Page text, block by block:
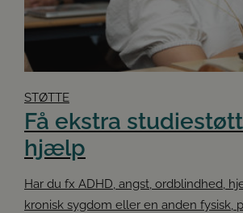
STØTTE
Få ekstra
hjælp
Har du fx ADHD, angst, ordblindhed,
kronisk sygdom eller en anden fysisk,